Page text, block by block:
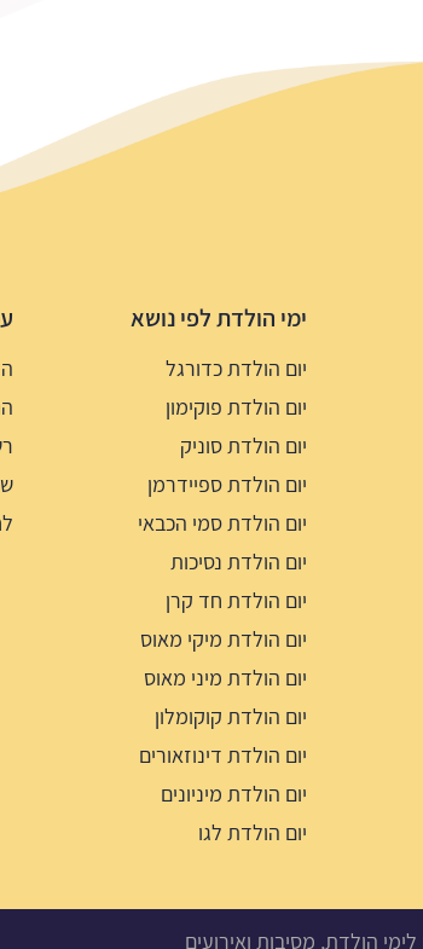
ימי הולדת לפי נושא
יום הולדת כדורגל
יום הולדת פוקימון
יום הולדת סוניק
יום הולדת ספיידרמן
יום הולדת סמי הכבאי
יום הולדת נסיכות
יום הולדת חד קרן
יום הולדת מיקי מאוס
יום הולדת מיני מאוס
יום הולדת קוקומלון
יום הולדת דינוזאורים
יום הולדת מיניונים
יום הולדת לגו